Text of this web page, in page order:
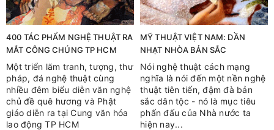
400 TÁC PHẨM NGHỆ THUẬT RA
MẮT CÔNG CHÚNG TP HCM
Một triển lãm tranh, tượng, thư
pháp, đá nghệ thuật cùng
nhiều đêm biểu diễn văn nghệ
chủ đề quê hương và Phật
giáo diễn ra tại Cung văn hóa
lao động TP HCM
MỸ THUẬT VIỆT NAM: DẦN
NHẠT NHÒA BẢN SẮC
Nói nghệ thuật cách mạng
nghĩa là nói đến một nền nghệ
thuật tiên tiến, đậm đà bản
sắc dân tộc - nó là mục tiêu
phấn đấu của Nhà nước ta
hiện nay...